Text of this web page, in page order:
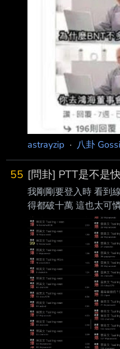
辦法搞疫苗來捐給百
買得到馬上跑去買幾
建議閉嘴 你買四劑的
一次到貨 所以根本不
要打的都避之唯恐不
astrayzip · 八卦
55 [問卦] PTT是不是
我剛剛要登入時 看到
得都破十萬 這也太可
版主太爛? 制度不好?
走向跟低卡一樣的路呢